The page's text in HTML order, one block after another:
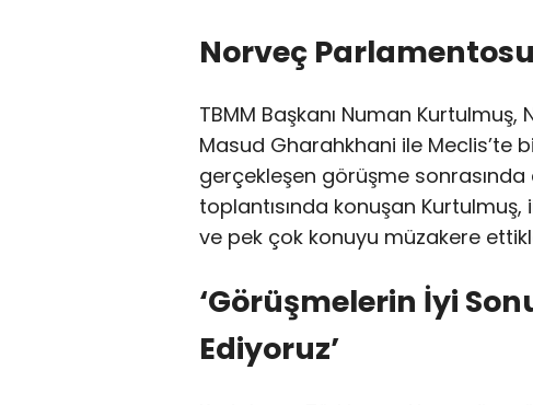
Norveç
TBMM Başkanı Numan
Masud Gharahkhani ile Meclis’te
gerçekleşen görüşme
toplantısında konuşan
ve pek çok konuyu müzakere
‘Görüşmelerin İyi
Ediyoruz’